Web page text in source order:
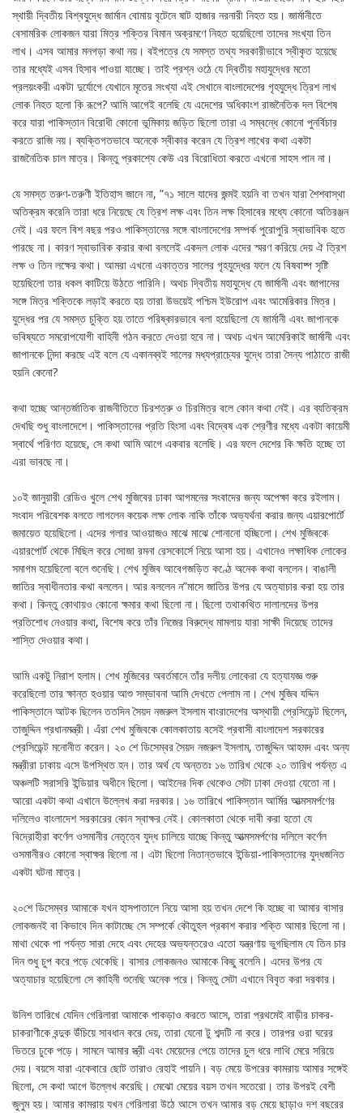
স্থায়ী দ্বিতীয় বিশ্বযুদ্ধে জার্মান বোমায় বৃটেনে ষাট হাজার নরনারী নিহত হয়। জার্মানীতে
বেসামরিক লোকজন যারা মিত্র শক্তির বিমান অক্রমণে নিহত হয়েছিলো তাদের সংখ্যা তিন
লাখ। এসব আমার মনগড়া কথা নয়। বইপত্রে যে সমস্ত তথ্য সরকারীভাবে স্বীকৃত হয়েছে
তার মধ্যেই এসব হিসাব পাওয়া যাচ্ছে। তাই প্রশ্ন ওঠে যে দ্বিতীয় মহাযুদ্ধের মতো
প্রলয়ংকরী একটা দুর্যোগে যেখানে মৃতের সংখ্যা এই সেখানে বাংলাদেশের গৃহযুদ্ধে ত্রিশ লাখ
লোক নিহত হলো কি রূপে? আমি আগেই বলেছি যে এদেশের অধিকাংশ রাজনৈতিক দল বিশেষ
করে যারা পাকিস্তান বিরোধী কোনো ভূমিকায় জড়িত ছিলো তারা এ সম্বন্ধে কোনো পুনর্বিচার
করতে রাজি নয়। ব্যক্তিগতভাবে অনেকে স্বীকার করেন যে ত্রিশ লাখের কথা একটা
রাজনৈতিক চাল মাত্র। কিন্তু প্রকাশ্যে কেউ এর বিরোধিতা করতে এখনো সাহস পান না।
যে সমস্ত তরুণ-তরুণী ইতিহাস জানে না, ”৭১ সালে যাদের জন্মই হয়নি বা তখন যারা শৈশবাস্থা
অতিক্রম করেনি তারা ধরে নিয়েছে যে ত্রিশ লক্ষ এবং তিন লক্ষ হিসাবের মধ্যে কোনো অতিরঞ্জন
নেই। এর ফলে বিশ বছর পরও পাকিস্তানের সঙ্গে বাংলাদেশের সম্পর্ক পুরোপুরি স্বাভাবিক হতে
পারছে না। কারণ স্বাভাবিক করার কথা বললেই একদল লোক এদের স্মরণ করিয়ে দেয় ঐ ত্রিশ
লক্ষ ও তিন লক্ষের কথা। আমরা এখনো একাত্তর সালের গৃহযুদ্ধের ফলে যে বিষবাষ্প সৃষ্টি
হয়েছিলো তার ধকল কাটিয়ে উঠতে পারিনি। অথচ দ্বিতীয় মহাযুদ্ধে যে জার্মানী এবং জাপানের
সঙ্গে মিত্র শক্তিকে লড়াই করতে হয় তারা উভয়েই পশ্চিম ইউরোপ এবং আমেরিকার মিত্র।
যুদ্ধের পর যে সমস্ত চুক্তি হয় তাতে পরিষ্কারভাবে বলা হয়েছিলো যে জার্মানী এবং জাপানকে
ভবিষ্যতে সমরোপযোগী বাহিনী গঠন করতে দেওয়া হবে না। অথচ এখন আমেরিকাই জার্মানী এবং
জাপানকে নিন্দা করছে এই বলে যে একানব্বই সালের মধ্যপ্রাচ্যের যুদ্ধে তারা সৈন্য পাঠাতে রাজী
হয়নি কেনো?
কথা হচ্ছে আন্তর্জাতিক রাজনীতিতে চিরশত্রু ও চিরমিত্র বলে কোন কথা নেই। এর ব্যতিক্রম
দেখছি শুধু বাংলাদেশে। পাকিস্তানের প্রতি হিংসা এবং বিদ্বেষ এক শ্রেণীর মধ্যে একটা কায়েমী
স্বার্থে পরিণত হয়েছে, সে কথা আমি আগে একবার বলেছি। এর ফলে দেশের কি ক্ষতি হচ্ছে তা
এরা ভাবছে না।
১০ই জানুয়ারী রেডিও খুলে শেখ মুজিবের ঢাকা আগমনের সংবাদের জন্য অপেক্ষা করে রইলাম।
সংবাদ পরিবেশক বলতে লাগলেন কয়েক লক্ষ লোক নাকি তাঁকে অভ্যর্থনা করার জন্য এয়ারপোর্টে
জমায়েত হয়েছিলো। এদের গলার আওয়াজও মাঝে মাঝে শোনানো হচ্ছিলো। শেখ মুজিবকে
এয়ারপোর্ট থেকে মিছিল করে সোজা রমনা রেসকোর্সে নিয়ে আসা হয়। এখানেও লক্ষাধিক লোকের
সমাগম হয়েছিলো বলে শুনেছি। শেখ মুজিব আবেগজড়িত কণ্ঠে অনেক কথা বললেন। বাঙালী
জাতির স্বাধীনতার কথা বললেন। আর বললেন ন”মাসে জাতির উপর যে অত্যাচার করা হয় তার
কথা। কিন্তু কোথায়ও কোনো ক্ষমার কথা ছিলো না। ছিলো তথাকথিত দালালদের উপর
প্রতিশোধ নেওয়ার কথা, বিশেষ করে তাঁর নিজের বিরুদ্ধে মামলায় যারা সাক্ষী দিয়েছে তাদের
শাস্তি দেওয়ার কথা।
আমি একটু নিরাশ হলাম। শেখ মুজিবের অবর্তমানে তাঁর দলীয় লোকেরা যে হত্যাযজ্ঞ শুরু
করেছিলো তার ক্ষান্ত হওয়ার আশু সম্ভাবনা আমি দেখতে পেলাম না। শেখ মুজিব যদ্দিন
পাকিস্তানে আটক ছিলেন ততদিন সৈয়দ নজরুল ইসলাম বাংরাদেশের অস্থায়ী প্রেসিডেন্ট ছিলেন,
তাজুদ্দিন প্রধানমন্ত্রী। এঁরা শেখ মুজিবকে কোলকাতায় বসেই প্রবাসী বাংলাদেশ সরকারের
প্রেসিডেন্ট মনোনীত করেন। ২০ শে ডিসেম্বর সৈয়দ নজরুল ইসলাম, তাজুদ্দিন আহমদ এবং অন্য
মন্ত্রীরা ঢাকায় এসে উপস্থিত হন। তার অর্থ যে অন্ততঃ ১৬ তারিখ থেকে ২০ তারিখ পর্যন্ত এ
অঞ্চলটি সরাসরি ইন্ডিয়ার অধীনে ছিলো। আইনের দিক থেকেও সেটা ঢাকা দেওয়া যেতো না।
আরো একটা কথা এখানে উল্লেখ করা দরকার। ১৬ তারিখে পাকিস্তান আর্মির আত্মসমর্পণের
দলিলেও বাংলাদেশ সরকারের কোন স্বাক্ষর নেই। কোলকাতা থেকে দাবী করা হতো যে
বিদ্রোহীরা কর্ণেল ওসমানীর নেতৃত্বে যুদ্ধ চালিয়ে যাচ্ছে কিন্তু আত্মসমর্পণের দলিলে কর্ণেল
ওসমানীরও কোনো স্বাক্ষর ছিলো না। এটা ছিলো নিতান্তভাবে ইন্ডিয়া-পাকিস্তানের যুদ্ধজনিত
একটা ঘটনা মাত্র।
২০শে ডিসেম্বর আমাকে যখন হাসপাতালে নিয়ে আসা হয় তখন দেশে কি হচ্ছে বা আমার বাসার
লোকজনই বা কিভাবে দিন কাটাচ্ছে সে সম্পর্কে কৌতুহল প্রকাশ করার শক্তি আমার ছিলো না।
মাথা থেকে পা পর্যন্ত সারা দেহে এবং দেহের অভ্যন্তরেও এতো যন্ত্রণায় ভুগছিলাম যে তিন চার
দিন শুধু চুপ করে পড়ে থেকেছি। বাসার লোকজনও আমাকে কিছু বলেনি। এদের উপর যে
অত্যাচার হয়েছিলো সে কাহিনী শুনেছি অনেক পরে। কিন্তু সেটা এখানে বিবৃত করা দরকার।
উনিশ তারিখে যেদিন গেরিলারা আমাকে পাকড়াও করতে আসে, তারা প্রথমেই বাড়ীর চাকর-
চাকরাণীকে বন্দুক উঁচিয়ে সাবধান করে দেয়, তারা যেনো টু শব্দটি না করে। তারপর ওরা ঘরের
ভিতরে ঢুকে পড়ে। সামনে আমার স্ত্রী এবং মেয়েদের পেয়ে তাদের চুল ধরে লাথি মেরে সরিয়ে
দেয়। বয়সে যারা একেবারে ছোট তারাও রেহাই পায়নি। বড় মেয়ে উপরের কামরায় আমার সঙ্গেই
ছিলো, সে কথা আগে উল্লেখ করেছি। মেঝো মেয়ের বয়স তখন সতেরো। তার উপরই বেশী
জুলুম হয়। আমার কামরায় যখন গেরিলারা উঠে আসে তখন আমার বড় মেয়ে ছাড়াও দশ বছরের